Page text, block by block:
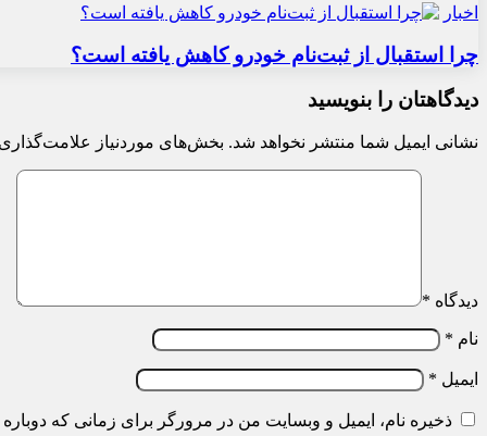
اخبار
چرا استقبال از ثبت‌نام خودرو کاهش یافته است؟
دیدگاهتان را بنویسید
نشانی ایمیل شما منتشر نخواهد شد. بخش‌های موردنیاز
دیدگاه *
نام *
ایمیل *
ذخیره نام، ایمیل و وبسایت من در مرورگر برای زمانی که